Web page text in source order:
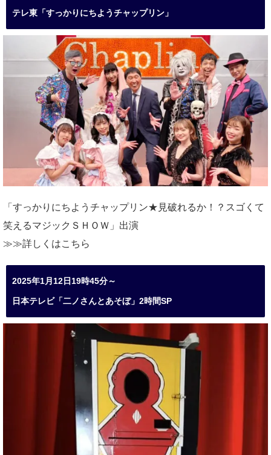
テレ東「すっかりにちようチャップリン」
「すっかりにちようチャップリン★見破れるか！？スゴくて
笑えるマジックＳＨＯＷ」出演
≫≫詳しくはこちら
2025年1月12日19時45分～
日本テレビ「二ノさんとあそぼ」2時間SP